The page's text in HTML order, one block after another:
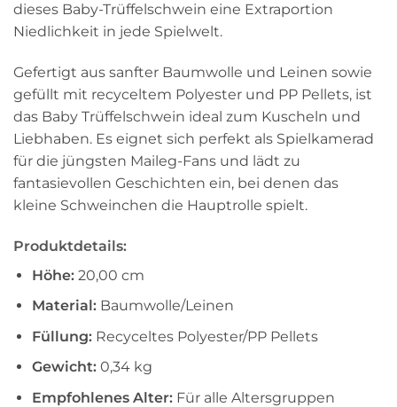
dieses Baby-Trüffelschwein eine Extraportion
Niedlichkeit in jede Spielwelt.
Gefertigt aus sanfter Baumwolle und Leinen sowie
gefüllt mit recyceltem Polyester und PP Pellets, ist
das Baby Trüffelschwein ideal zum Kuscheln und
Liebhaben. Es eignet sich perfekt als Spielkamerad
für die jüngsten Maileg-Fans und lädt zu
fantasievollen Geschichten ein, bei denen das
kleine Schweinchen die Hauptrolle spielt.
Produktdetails:
Höhe:20,00 cm
Material:Baumwolle/Leinen
Füllung:Recyceltes Polyester/PP Pellets
Gewicht:0,34 kg
Empfohlenes Alter:Für alle Altersgruppen